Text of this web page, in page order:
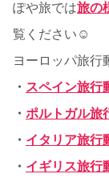
ぽや旅では旅の
覧ください☺
ヨーロッパ旅行
・ スペイン旅行
・ ポルトガル旅
・ イタリア旅行
・ イギリス旅行